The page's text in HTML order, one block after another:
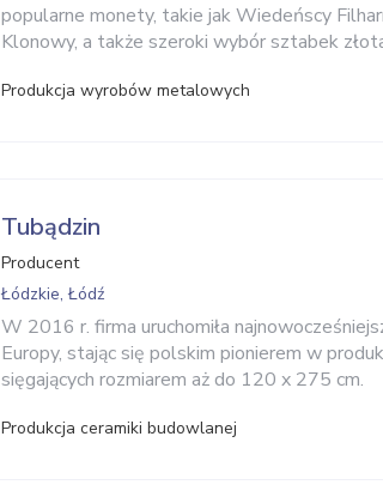
popularne monety, takie jak Wiedeńscy
Klonowy, a także szeroki wybór sztabek
Produkcja wyrobów metalowych
Tubądzin
Producent
Łódzkie, Łódź
W 2016 r. firma uruchomiła
Europy, stając się polskim pionierem w
sięgających rozmiarem aż do 120 x 275 cm.
Produkcja ceramiki budowlanej